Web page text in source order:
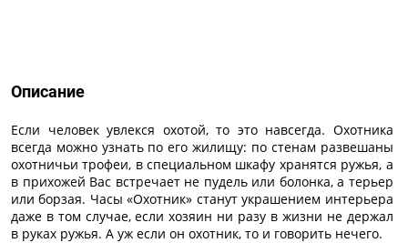
Описание
Если человек увлекся охотой, то это навсегда. Охотника
всегда можно узнать по его жилищу: по стенам развешаны
охотничьи трофеи, в специальном шкафу хранятся ружья, а
в прихожей Вас встречает не пудель или болонка, а терьер
или борзая. Часы «Охотник» станут украшением интерьера
даже в том случае, если хозяин ни разу в жизни не держал
в руках ружья. А уж если он охотник, то и говорить нечего.